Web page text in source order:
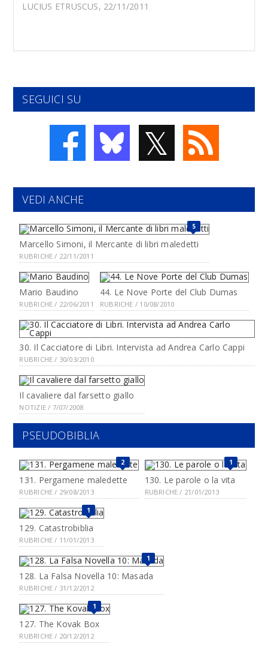
LUCIUS ETRUSCUS, 22/11/2011
SEGUICI SU
𝕏
VEDI ANCHE
5
Marcello Simoni, il Mercante di libri maledetti
RUBRICHE / 22/11/2011
Mario Baudino
RUBRICHE / 22/06/2011
44. Le Nove Porte del Club Dumas
RUBRICHE / 10/08/2010
30. Il Cacciatore di Libri. Intervista ad Andrea Carlo Cappi
RUBRICHE / 30/03/2010
Il cavaliere dal farsetto giallo
NOTIZIE / 7/07/2008
PSEUDOBIBLIA
2
131. Pergamene maledette
RUBRICHE / 29/08/2013
1
130. Le parole o la vita
RUBRICHE / 21/01/2013
1
129. Catastrobiblia
RUBRICHE / 11/01/2013
1
128. La Falsa Novella 10: Masada
RUBRICHE / 31/12/2012
1
127. The Kovak Box
RUBRICHE / 20/12/2012